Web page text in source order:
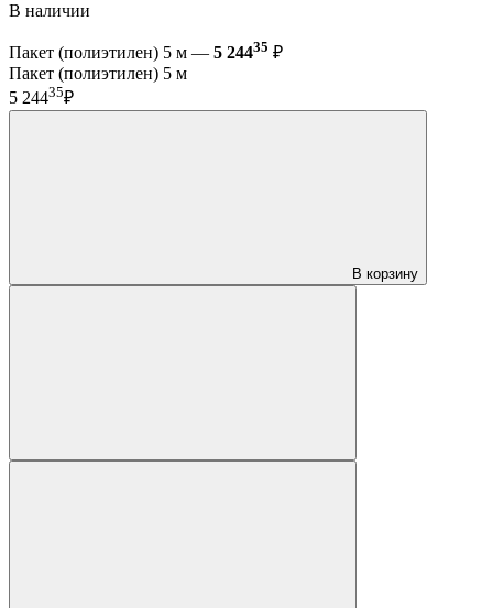
В наличии
Пакет (полиэтилен) 5 м — 5 24435 ₽
Пакет (полиэтилен) 5 м
5 24435₽
В корзину